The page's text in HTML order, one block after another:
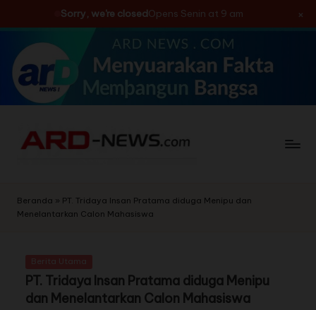
Sorry, we're closedOpens Senin at 9 am ×
Skip
content
Beranda » PT. Tridaya Insan Pratama diduga Menipu dan
Menelantarkan Calon Mahasiswa
PT. Tridaya Insan Pratama diduga Menipu
dan Menelantarkan Calon Mahasiswa